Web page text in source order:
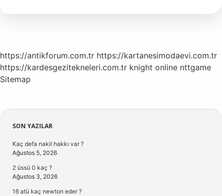
https://antikforum.com.tr https://kartanesimodaevi.com.tr
https://kardesgezitekneleri.com.tr knight online nttgame
Sitemap
Sidebar
SON YAZILAR
Kaç defa nakil hakkı var ?
Ağustos 5, 2026
2 üssü 0 kaç ?
Ağustos 3, 2026
16 atü kaç newton eder ?